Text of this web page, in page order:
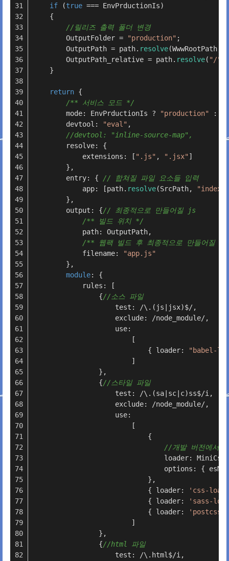
if (true === EnvPrductionIs)
    {
//릴리즈 출력 폴더 변경
        OutputFolder =
"production" ;
        OutputPath = path.
resolve
        OutputPath_relative = path.
resolve( "/"
    }
return {
/** 서비스 모드 */
        mode: EnvPrductionIs ?
"production" :
        devtool:
"eval" ,
//devtool: "inline-source-map",
        resolve: {
            extensions: [
".js" , ".jsx" ]
        },
        entry: {
// 합쳐질 파일 요소들 입력
            app: [path.
resolve(SrcPath,
        },
        output: {
// 최종적으로 만들어질 js
/** 빌드 위치 */
            path: OutputPath,
/** 웹팩 빌드 후 최종적으로 만들어질
            filename:
"app.js"
        },
module: {
            rules: [
                {
//소스 파일
                    test: /\.(js|jsx)$/,
                    exclude: /node_module/,
                    use:
                        [
                            { loader:
"babel-
                        ]
                },
                {
//스타일 파일
                    test: /\.(sa|sc|c)ss$/i,
                    exclude: /node_module/,
                    use:
                        [
                            {
//개발 버전에서
loader:
options: {
                            },
                            { loader:
'css-
                            { loader:
'sass-
                            { loader:
'postcss-
                        ]
                },
                {
//html 파일
                    test: /\.html$/i,